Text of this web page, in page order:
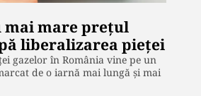
mai mare prețul
liberalizarea pieței
gazelor în România vine pe un
de o iarnă mai lungă și mai